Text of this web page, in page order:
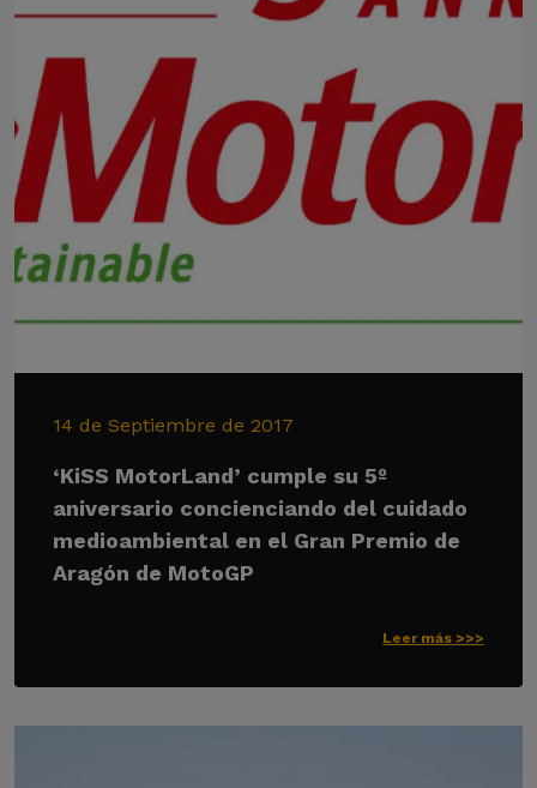
14 de Septiembre de 2017
‘KiSS MotorLand’ cumple su 5º
aniversario concienciando del cuidado
medioambiental en el Gran Premio de
Aragón de MotoGP
Leer más >>>